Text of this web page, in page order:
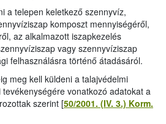
a telepen keletkező szennyvíz,
komposzt mennyiségéről,
az alkalmazott iszapkezelés
vagy szennyvíziszap
felhasználásra történő átadásáról.
meg kell küldeni a talajvédelmi
vonatkozó adatokat a
szerint [50/2001. (IV. 3.) Korm.